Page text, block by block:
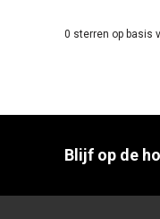
0 sterren op basis
Blijf op de